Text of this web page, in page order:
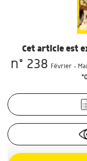
Cet article est
n° 238 Février -